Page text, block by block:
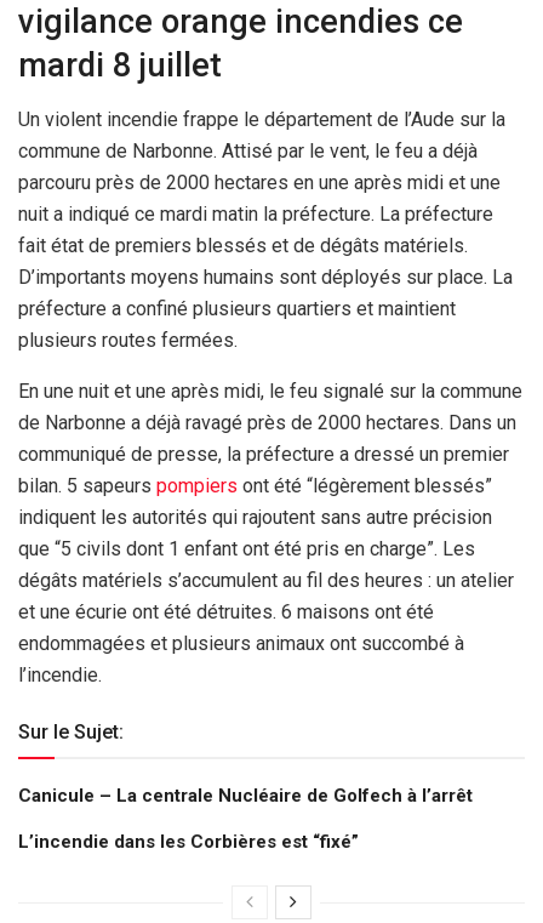
vigilance orange incendies ce
mardi 8 juillet
Un violent incendie frappe le département de l’Aude sur la
commune de Narbonne. Attisé par le vent, le feu a déjà
parcouru près de 2000 hectares en une après midi et une
nuit a indiqué ce mardi matin la préfecture. La préfecture
fait état de premiers blessés et de dégâts matériels.
D’importants moyens humains sont déployés sur place. La
préfecture a confiné plusieurs quartiers et maintient
plusieurs routes fermées.
En une nuit et une après midi, le feu signalé sur la commune
de Narbonne a déjà ravagé près de 2000 hectares. Dans un
communiqué de presse, la préfecture a dressé un premier
bilan. 5 sapeurs pompiers ont été “légèrement blessés”
indiquent les autorités qui rajoutent sans autre précision
que “5 civils dont 1 enfant ont été pris en charge”. Les
dégâts matériels s’accumulent au fil des heures : un atelier
et une écurie ont été détruites. 6 maisons ont été
endommagées et plusieurs animaux ont succombé à
l’incendie.
Sur le Sujet:
Canicule – La centrale Nucléaire de Golfech à l’arrêt
L’incendie dans les Corbières est “fixé”